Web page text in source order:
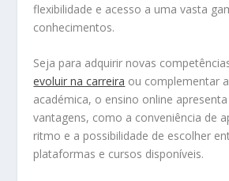
flexibilidade e acesso a uma vasta
conhecimentos.
Seja para adquirir novas
evoluir na carreira ou complementar
académica, o ensino online
vantagens, como a conveniência de
ritmo e a possibilidade de escolher
plataformas e cursos disponíveis.